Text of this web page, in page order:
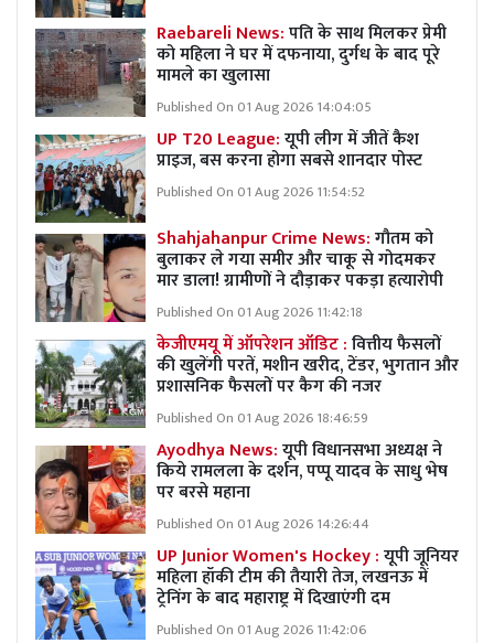
Raebareli News:पति के साथ मिलकर प्रेमी
को महिला ने घर में दफनाया, दुर्गध के बाद पूरे
मामले का खुलासा
Published On 01 Aug 2026 14:04:05
UP T20 League:यूपी लीग में जीतें कैश
प्राइज, बस करना होगा सबसे शानदार पोस्ट
Published On 01 Aug 2026 11:54:52
Shahjahanpur Crime News:गौतम को
बुलाकर ले गया समीर और चाकू से गोदमकर
मार डाला! ग्रामीणों ने दौड़ाकर पकड़ा हत्यारोपी
Published On 01 Aug 2026 11:42:18
केजीएमयू में ऑपरेशन ऑडिट :वित्तीय फैसलों
की खुलेंगी परतें, मशीन खरीद, टेंडर, भुगतान और
प्रशासनिक फैसलों पर कैग की नजर
Published On 01 Aug 2026 18:46:59
Ayodhya News:यूपी विधानसभा अध्यक्ष ने
किये रामलला के दर्शन, पप्पू यादव के साधु भेष
पर बरसे महाना
Published On 01 Aug 2026 14:26:44
UP Junior Women's Hockey :यूपी जूनियर
महिला हॉकी टीम की तैयारी तेज, लखनऊ में
ट्रेनिंग के बाद महाराष्ट्र में दिखाएंगी दम
Published On 01 Aug 2026 11:42:06